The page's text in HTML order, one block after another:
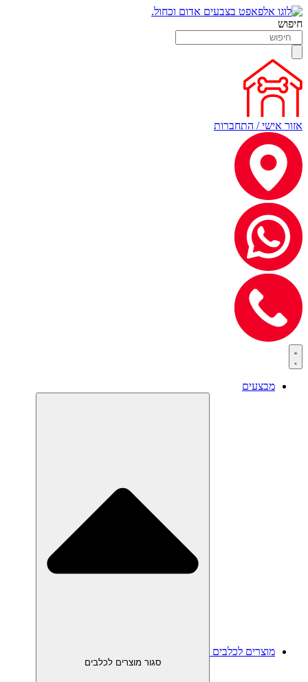
חיפוש
אזור אישי / התחברות
מבצעים
מוצרים לכלבים
סגור מוצרים לכלבים